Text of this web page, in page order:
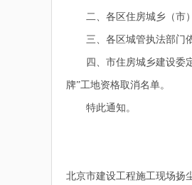
二、各区住房城乡（市）
三、各区城管执法部门依
四、市住房城乡建设委定
牌”工地资格取消名单。
特此通知。
北京市建设工程施工现场扬